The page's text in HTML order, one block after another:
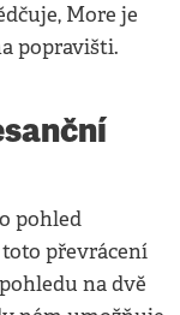
More je
popravišti.
pohled
převrácení
na dvě